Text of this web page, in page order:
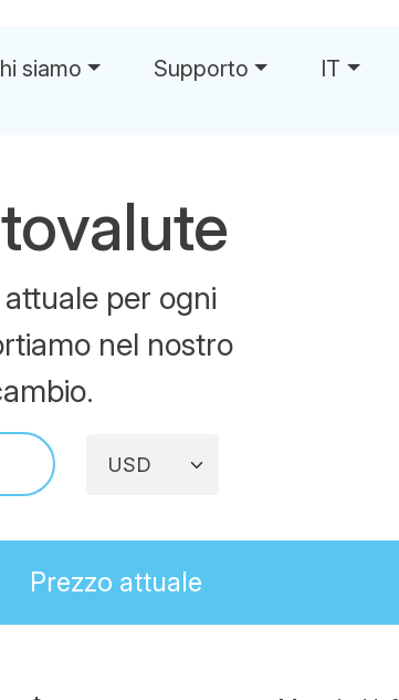
siamo Supporto IT
per ogni
nel nostro
Prezzo attuale